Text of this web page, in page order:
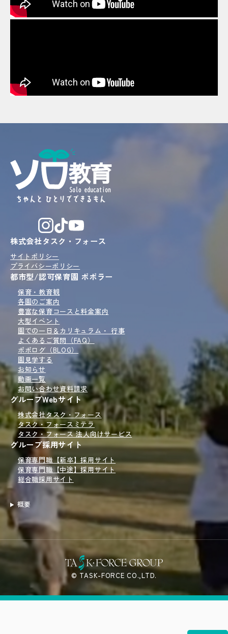
株式会社タスク・フォース
サイトポリシー
プライバシーポリシー
都市型/認可保育園 ポポラー
保育・教育観
各園のご案内
豊富な保育コースと料金案内
大型イベント
園での一日＆カリキュラム・ 行事
よくあるご質問（FAQ）
ポポログ （BLOG）
園見学する
お知らせ
動画一覧
お問い合わせ資料請求
グループWebサイト
株式会社タスク・フォース
タスク・フォースミテラ
タスク・フォース 法人向けサービス
グループ採用サイト
保育専門職【新卒】採用サイト
保育専門職【中途】採用サイト
総合職採用サイト
概要
© TASK-FORCE CO.,LTD.